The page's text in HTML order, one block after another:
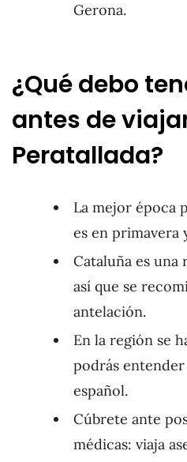
Gerona.
¿Qué debo
antes de
Peratallada?
La mejor época
es en primavera
Cataluña es
así que se
antelación.
En la región se
podrás
español.
Cúbrete ante
médicas: viaja